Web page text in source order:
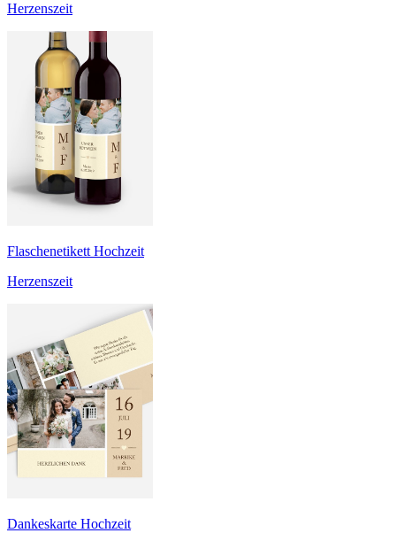
Herzenszeit
Flaschenetikett Hochzeit
Herzenszeit
Dankeskarte Hochzeit